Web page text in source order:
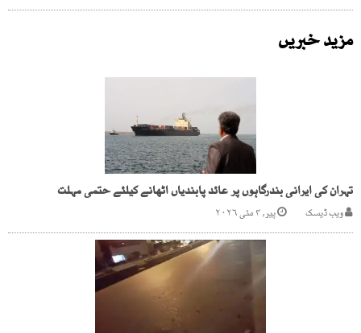
مزید خبریں
تہران کی ایرانی بندرگاہوں پر عائد پابندیاں اٹھانے کیلئے حتمی مہلت
ویب ڈیسک پیر, ۴ مئی ۲۰۲۶